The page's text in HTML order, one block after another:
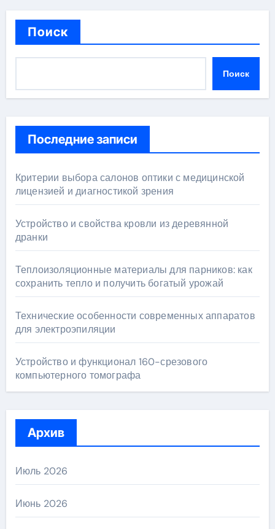
Поиск
Поиск
Последние записи
Критерии выбора салонов оптики с медицинской
лицензией и диагностикой зрения
Устройство и свойства кровли из деревянной
дранки
Теплоизоляционные материалы для парников: как
сохранить тепло и получить богатый урожай
Технические особенности современных аппаратов
для электроэпиляции
Устройство и функционал 160-срезового
компьютерного томографа
Архив
Июль 2026
Июнь 2026